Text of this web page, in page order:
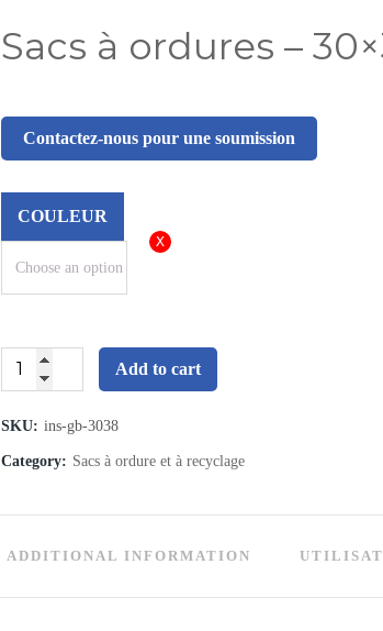
Sacs à ordures –
Contactez-nous pour une soumission
COULEUR
Sacs
ordures
Add to cart
SKU: ins-gb-3038
Category: Sacs à ordure et à recyclage
ADDITIONAL INFORMATION